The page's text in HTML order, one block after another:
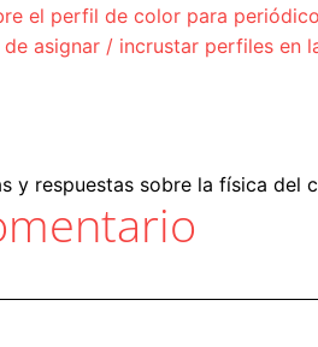
el perfil de color para
asignar / incrustar perfiles en
y respuestas sobre la física